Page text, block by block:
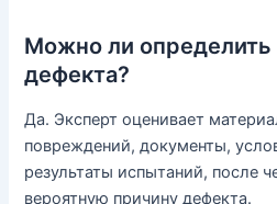
Можно ли определить
дефекта?
Да. Эксперт оценивает
повреждений, документы,
результаты испытаний, после
вероятную причину дефекта.